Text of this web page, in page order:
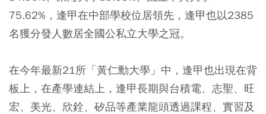
75.62%，逢甲在中部學校位居領先，逢甲也以2385
名獲分發人數居全國公私立大學之冠。
在今年最新21所「黃仁勳大學」中，逢甲也出現在背
板上，在產學連結上，逢甲長期與台積電、志聖、旺
宏、美光、欣銓、矽品等產業龍頭透過課程、實習及